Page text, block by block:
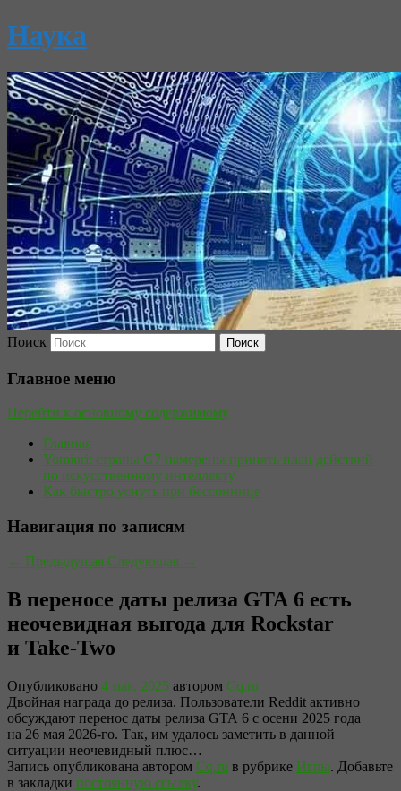
Наука
Поиск
Главное меню
Перейти к основному содержимому
Главная
Yomiuri: страны G7 намерены принять план действий
по искусственному интеллекту
Как быстро уснуть при бессоннице
Навигация по записям
← Предыдущая Следующая →
В переносе даты релиза GTA 6 есть
неочевидная выгода для Rockstar
и Take-Two
Опубликовано 4 мая, 2025 автором Cq.ru
Двойная награда до релиза. Пользователи Reddit активно
обсуждают перенос даты релиза GTA 6 с осени 2025 года
на 26 мая 2026-го. Так, им удалось заметить в данной
ситуации неочевидный плюс…
Запись опубликована автором Cq.ru в рубрике Игры. Добавьте
в закладки постоянную ссылку.